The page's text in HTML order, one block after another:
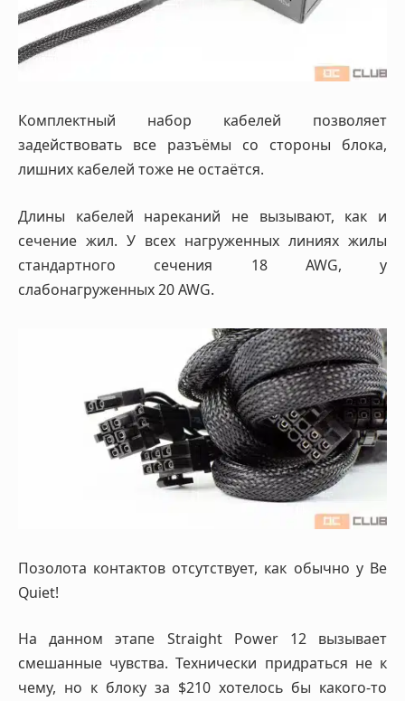
Комплектный набор кабелей позволяет
задействовать все разъёмы со стороны блока,
лишних кабелей тоже не остаётся.
Длины кабелей нареканий не вызывают, как и
сечение жил. У всех нагруженных линиях жилы
стандартного сечения 18 AWG, у
слабонагруженных 20 AWG.
Позолота контактов отсутствует, как обычно у Be
Quiet!
На данном этапе Straight Power 12 вызывает
смешанные чувства. Технически придраться не к
чему, но к блоку за $210 хотелось бы какого-то